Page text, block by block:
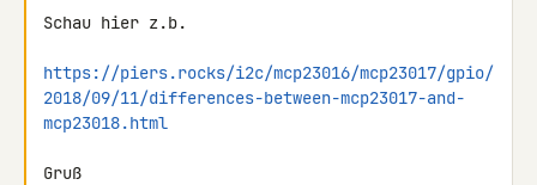
Schau hier z.b.
https://piers.rocks/i2c/mcp23016/mcp23017/gpio/
2018/09/11/differences-between-mcp23017-and-
mcp23018.html
Gruß